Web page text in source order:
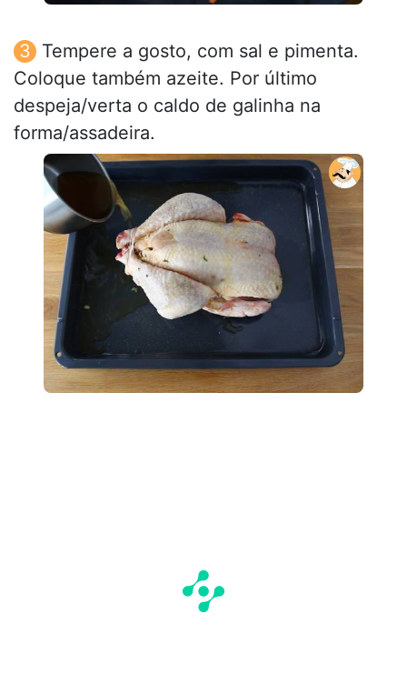
Tempere a gosto, com sal e pimenta.
Coloque também azeite. Por último
despeja/verta o caldo de galinha na
forma/assadeira.